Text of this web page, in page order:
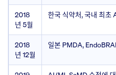
2018
년 5월
한국 식약처, 국내 최초
2018
년 12월
일본 PMDA,